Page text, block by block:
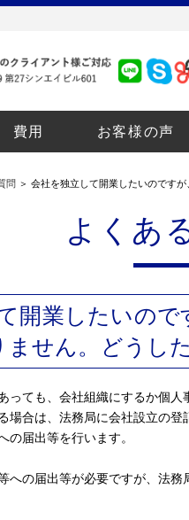
費用 お客様の声
問 ＞ 会社を独立して開業したいのです
よくあ
開業したいの
ません。どうし
っても、会社組織にするか個人
場合は、法務局に会社設立の登
の届出等を行います。
への届出等が必要ですが、法務